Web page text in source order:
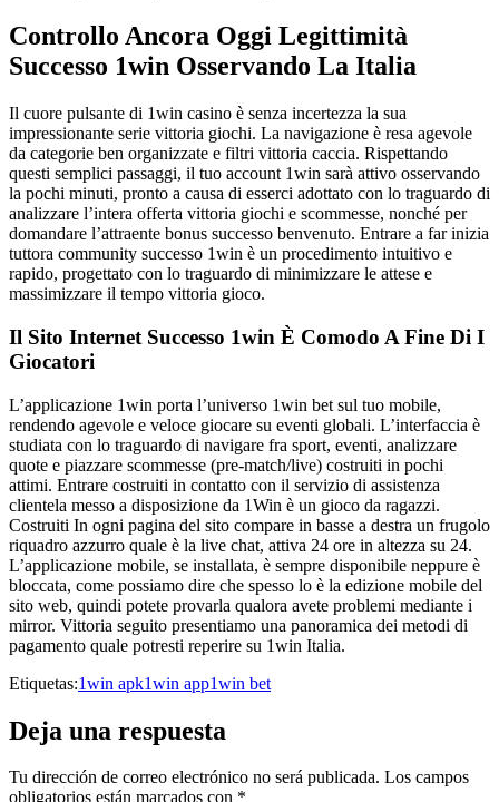
Controllo Ancora Oggi Legittimità
Successo 1win Osservando La Italia
Il cuore pulsante di 1win casino è senza incertezza la sua
impressionante serie vittoria giochi. La navigazione è resa agevole
da categorie ben organizzate e filtri vittoria caccia. Rispettando
questi semplici passaggi, il tuo account 1win sarà attivo osservando
la pochi minuti, pronto a causa di esserci adottato con lo traguardo di
analizzare l’intera offerta vittoria giochi e scommesse, nonché per
domandare l’attraente bonus successo benvenuto. Entrare a far inizia
tuttora community successo 1win è un procedimento intuitivo e
rapido, progettato con lo traguardo di minimizzare le attese e
massimizzare il tempo vittoria gioco.
Il Sito Internet Successo 1win È Comodo A Fine Di I
Giocatori
L’applicazione 1win porta l’universo 1win bet sul tuo mobile,
rendendo agevole e veloce giocare su eventi globali. L’interfaccia è
studiata con lo traguardo di navigare fra sport, eventi, analizzare
quote e piazzare scommesse (pre-match/live) costruiti in pochi
attimi. Entrare costruiti in contatto con il servizio di assistenza
clientela messo a disposizione da 1Win è un gioco da ragazzi.
Costruiti In ogni pagina del sito compare in basse a destra un frugolo
riquadro azzurro quale è la live chat, attiva 24 ore in altezza su 24.
L’applicazione mobile, se installata, è sempre disponibile neppure è
bloccata, come possiamo dire che spesso lo è la edizione mobile del
sito web, quindi potete provarla qualora avete problemi mediante i
mirror. Vittoria seguito presentiamo una panoramica dei metodi di
pagamento quale potresti reperire su 1win Italia.
Etiquetas:1win apk1win app1win bet
Deja una respuesta
Tu dirección de correo electrónico no será publicada. Los campos
obligatorios están marcados con *